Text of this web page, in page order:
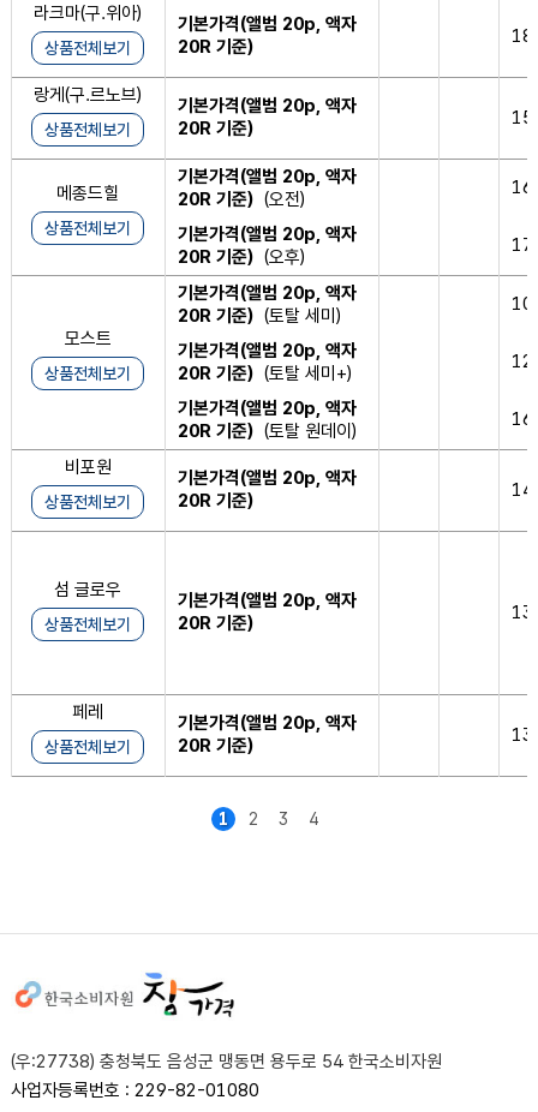
라크마(구.위아)
상품전체보기
기본가격(앨범 20p, 액자
20R 기준)
랑게(구.르노브)
상품전체보기
기본가격(앨범 20p, 액자
20R 기준)
메종드힐
상품전체보기
기본가격(앨범 20p, 액자
20R 기준) (오전)
기본가격(앨범 20p, 액자
20R 기준) (오후)
모스트
상품전체보기
기본가격(앨범 20p, 액자
20R 기준) (토탈 세미)
기본가격(앨범 20p, 액자
20R 기준) (토탈 세미+)
기본가격(앨범 20p, 액자
20R 기준) (토탈 원데이)
비포원
상품전체보기
기본가격(앨범 20p, 액자
20R 기준)
섬 글로우
상품전체보기
기본가격(앨범 20p, 액자
20R 기준)
페레
상품전체보기
기본가격(앨범 20p, 액자
20R 기준)
1 2 3 4
(우:27738) 충청북도 음성군 맹동면 용두로 54 한국소비자원
사업자등록번호 : 229-82-01080